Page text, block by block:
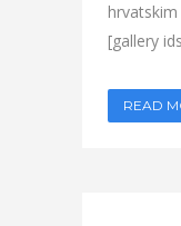
[gallery
READ